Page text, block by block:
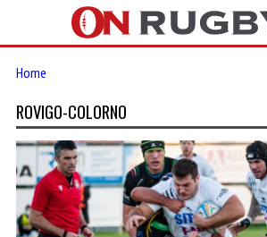
Home
ROVIGO-COLORNO